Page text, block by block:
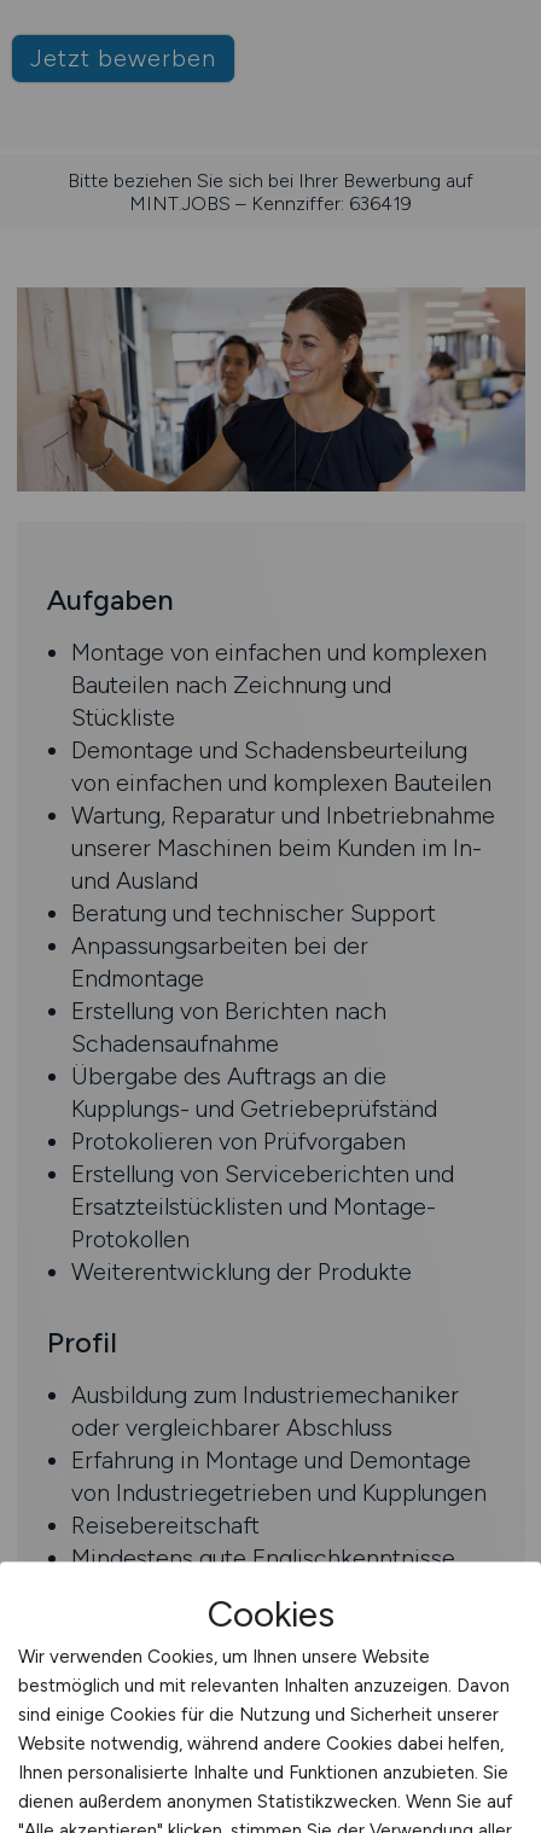
Jetzt bewerben
Bitte beziehen Sie sich bei Ihrer Bewerbung auf
MINT.JOBS – Kennziffer: 636419
Aufgaben
Montage von einfachen und komplexen
Bauteilen nach Zeichnung und
Stückliste
Demontage und Schadensbeurteilung
von einfachen und komplexen Bauteilen
Wartung, Reparatur und Inbetriebnahme
unserer Maschinen beim Kunden im In-
und Ausland
Beratung und technischer Support
Anpassungsarbeiten bei der
Endmontage
Erstellung von Berichten nach
Schadensaufnahme
Übergabe des Auftrags an die
Kupplungs- und Getriebeprüfständ
Protokolieren von Prüfvorgaben
Erstellung von Serviceberichten und
Ersatzteilstücklisten und Montage-
Protokollen
Weiterentwicklung der Produkte
Profil
Ausbildung zum Industriemechaniker
oder vergleichbarer Abschluss
Erfahrung in Montage und Demontage
von Industriegetrieben und Kupplungen
Reisebereitschaft
Mindestens gute Englischkenntnisse
Spaß und Geschick im direkten
Kundenkontakt
Einen sicheren Umgang mit MS-Word
Gruppen/ teamfähig
Kundenorientiert, eine ausgeprägte
Dienstleistungsorientierung und
Eigenmotivation haben
Cookies
Wir verwenden Cookies, um Ihnen unsere Website
bestmöglich und mit relevanten Inhalten anzuzeigen. Davon
sind einige Cookies für die Nutzung und Sicherheit unserer
Website notwendig, während andere Cookies dabei helfen,
Ihnen personalisierte Inhalte und Funktionen anzubieten. Sie
dienen außerdem anonymen Statistikzwecken. Wenn Sie auf